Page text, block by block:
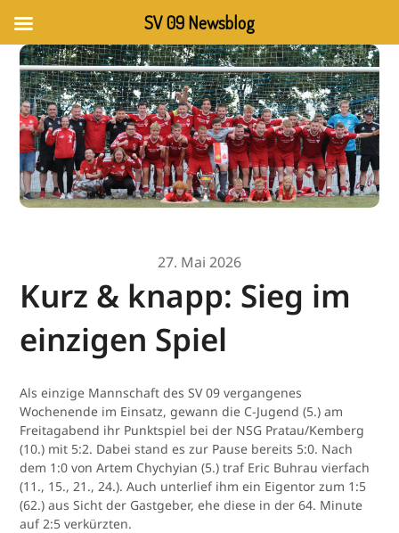
27. Mai 2026
Kurz & knapp: Sieg im
einzigen Spiel
Als einzige Mannschaft des SV 09 vergangenes
Wochenende im Einsatz, gewann die C-Jugend (5.) am
Freitagabend ihr Punktspiel bei der NSG Pratau/Kemberg
(10.) mit 5:2. Dabei stand es zur Pause bereits 5:0. Nach
dem 1:0 von Artem Chychyian (5.) traf Eric Buhrau vierfach
(11., 15., 21., 24.). Auch unterlief ihm ein Eigentor zum 1:5
(62.) aus Sicht der Gastgeber, ehe diese in der 64. Minute
auf 2:5 verkürzten.
SV 09 Newsblog